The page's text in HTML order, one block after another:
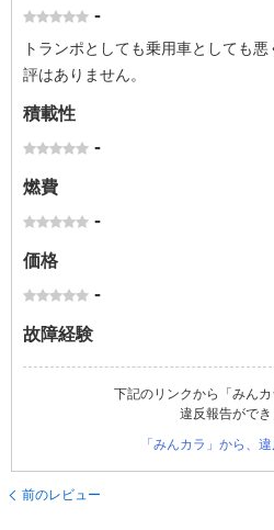
-
トランポとしても乗用車としても
評はありません。
積載性
-
燃費
-
価格
-
故障経験
下記のリンクから「みんカ
違反報告ができ
「みんカラ」から、
前のレビュー